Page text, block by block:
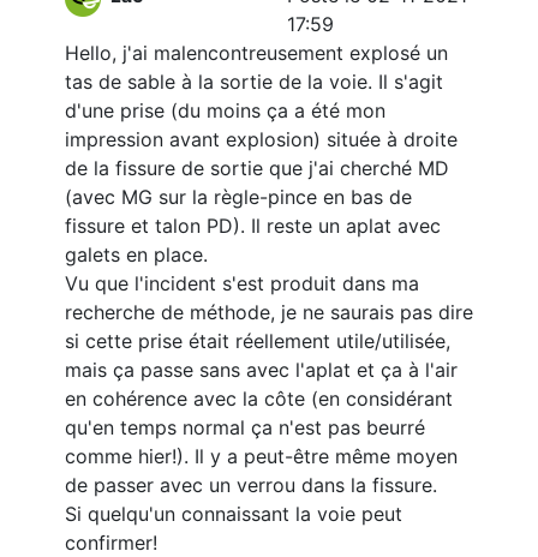
17:59
Hello, j'ai malencontreusement explosé un
tas de sable à la sortie de la voie. Il s'agit
d'une prise (du moins ça a été mon
impression avant explosion) située à droite
de la fissure de sortie que j'ai cherché MD
(avec MG sur la règle-pince en bas de
fissure et talon PD). Il reste un aplat avec
galets en place.
Vu que l'incident s'est produit dans ma
recherche de méthode, je ne saurais pas dire
si cette prise était réellement utile/utilisée,
mais ça passe sans avec l'aplat et ça à l'air
en cohérence avec la côte (en considérant
qu'en temps normal ça n'est pas beurré
comme hier!). Il y a peut-être même moyen
de passer avec un verrou dans la fissure.
Si quelqu'un connaissant la voie peut
confirmer!